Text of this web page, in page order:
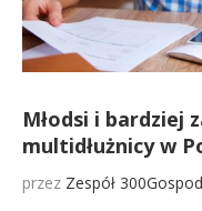
Młodsi i bardziej
multidłużnicy w
przez Zespół